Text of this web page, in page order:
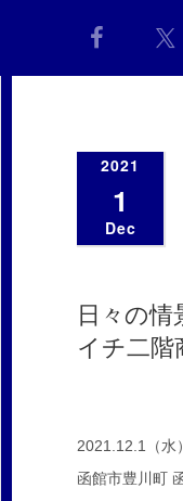
2021
1
Dec
日々の情
イチ二階
2021.12.1（水）
函館市豊川町